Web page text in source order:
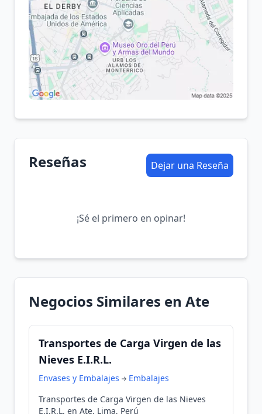
Reseñas Dejar una Reseña
¡Sé el primero en opinar!
Negocios Similares en Ate
Transportes de Carga Virgen de las
Nieves E.I.R.L.
Envases y Embalajes
Embalajes
Transportes de Carga Virgen de las Nieves
E.I.R.L. en Ate, Lima, Perú